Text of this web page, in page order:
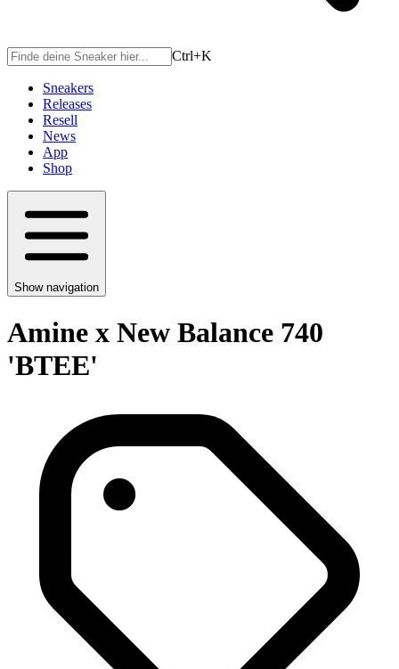
Ctrl+K
Sneakers
Releases
Resell
News
App
Shop
Show navigation
Amine x New Balance 740
'BTEE'